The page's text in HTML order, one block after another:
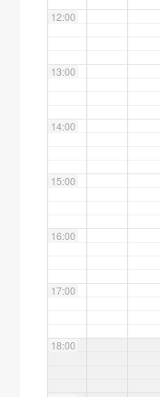
12:00
13:00
14:00
15:00
16:00
17:00
18:00